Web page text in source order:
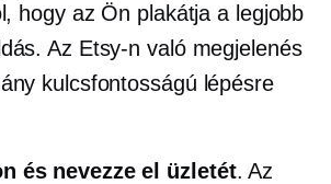
hogy az Ön plakátja a legjobb
Az Etsy-n való megjelenés
kulcsfontosságú lépésre
és nevezze el üzletét. Az